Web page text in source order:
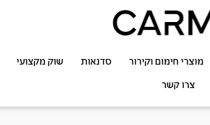
מוצרי חימום וקירור סדנאות שוק מקצועי
צרו קשר